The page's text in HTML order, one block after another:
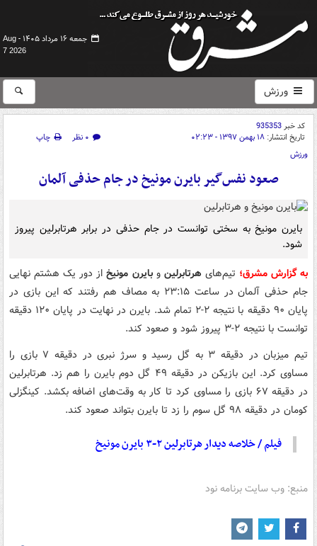
جمعه ۱۶ مرداد ۱۴۰۵ -
Aug
7 2026
ورزش
کد خبر935353
تاریخ انتشار: ۱۸ بهمن ۱۳۹۷ - ۰۲:۲۳ ۰ نظر
چاپ
ورزش
صعود نفس‌گیر بایرن مونیخ در جام حذفی آلمان
بایرن مونیخ به سختی توانست در جام حذفی در برابر هرتابرلین پیروز
شود.
به گزارش مشرق؛ تیم‌های هرتابرلین و بایرن مونیخاز دور یک هشتم نهایی
جام حذفی آلمان در ساعت ۲۳:۱۵ به مصاف هم رفتند که این بازی در
پایان ۹۰ دقیقه با نتیجه ۲-۲ تمام شد. بایرن در نهایت در پایان ۱۲۰ دقیقه
توانست با نتیجه ۲-۳ پیروز شود و صعود کند.
تیم میزبان در دقیقه ۳ به گل رسید و
سرژ نبری
در دقیقه ۷ بازی را
مساوی کرد. این بازیکن در دقیقه ۴۹ گل دوم بایرن را هم زد. هرتابرلین
در دقیقه ۶۷ بازی را مساوی کرد تا کار به وقت‌های اضافه بکشد.
کینگزلی
کومان در دقیقه ۹۸ گل سوم را زد تا بایرن بتواند صعود کند.
فیلم / خلاصه دیدار هرتابرلین ۲-۳ بایرن مونیخ
منبع: وب سایت برنامه نود